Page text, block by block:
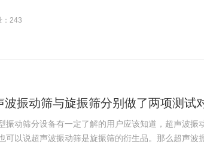
：243
波振动筛与旋振筛分别做了两项测试
振动筛分设备有一定了解的用户应该知道，超声波
可以说超声波振动筛是旋振筛的衍生品。那么超声波